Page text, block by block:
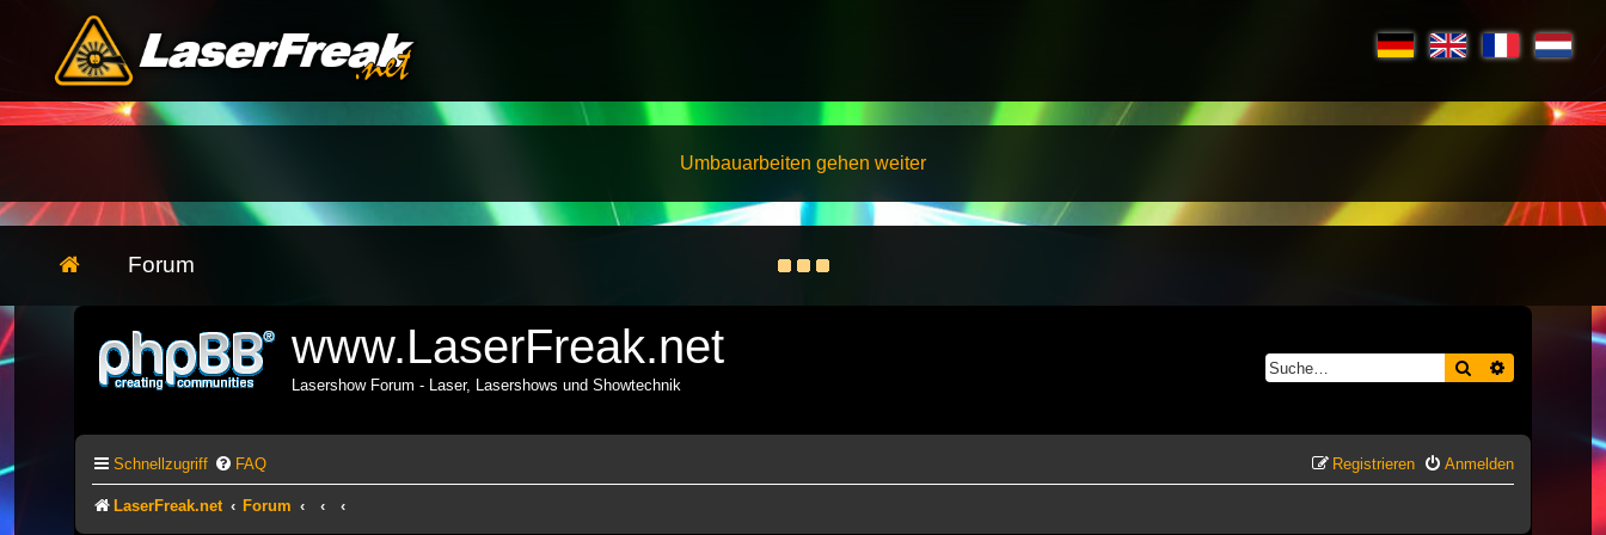
Umbauarbeiten gehen weiter
Forum
www.LaserFreak.net
Lasershow Forum - Laser, Lasershows und Showtechnik
Suche
Schnellzugriff FAQ Anmelden
Registrieren
LaserFreak.net Forum